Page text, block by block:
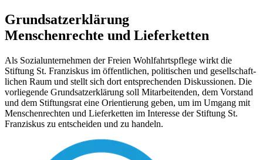
Grundsatzerklärung
Menschenrechte und Lieferketten
Als Sozial­unternehmen der Freien Wohlfahrts­pflege wirkt die
Stiftung St. Franziskus im öffent­lichen, politischen und gesellschaft­
lichen Raum und stellt sich dort entsprechenden Diskussionen. Die
vorliegende Grundsatz­erklärung soll Mitarbeitenden, dem Vorstand
und dem Stiftungsrat eine Orientierung geben, um im Umgang mit
Menschen­rechten und Liefer­ketten im Interesse der Stiftung St.
Franziskus zu entscheiden und zu handeln.